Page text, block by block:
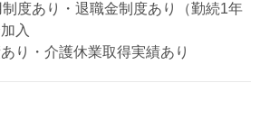
制度あり・退職金制度あり（勤続1年
入
り・介護休業取得実績あり